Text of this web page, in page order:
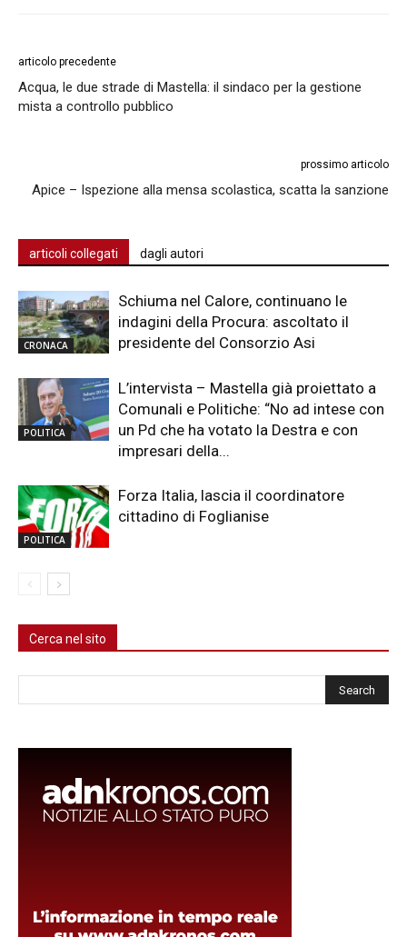
articolo precedente
Acqua, le due strade di Mastella: il sindaco per la gestione
mista a controllo pubblico
prossimo articolo
Apice – Ispezione alla mensa scolastica, scatta la sanzione
articoli collegati dagli autori
CRONACA
Schiuma nel Calore, continuano le
indagini della Procura: ascoltato il
presidente del Consorzio Asi
POLITICA
L’intervista – Mastella già proiettato a
Comunali e Politiche: “No ad intese con
un Pd che ha votato la Destra e con
impresari della...
POLITICA
Forza Italia, lascia il coordinatore
cittadino di Foglianise
Cerca nel sito